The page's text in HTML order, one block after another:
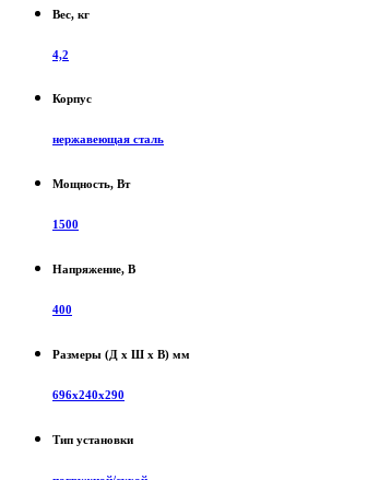
Вес, кг
4,2
Корпус
нержавеющая сталь
Мощность, Вт
1500
Напряжение, В
400
Размеры (Д х Ш х В) мм
696х240х290
Тип установки